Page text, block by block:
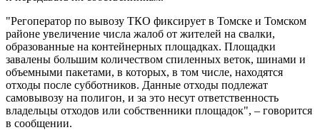
"Регоператор по вывозу ТКО фиксирует в Томске и Томском
районе увеличение числа жалоб от жителей на свалки,
образованные на контейнерных площадках. Площадки
завалены большим количеством спиленных веток, шинами и
объемными пакетами, в которых, в том числе, находятся
отходы после субботников. Данные отходы подлежат
самовывозу на полигон, и за это несут ответственность
владельцы отходов или собственники площадок", – говорится
в сообщении.